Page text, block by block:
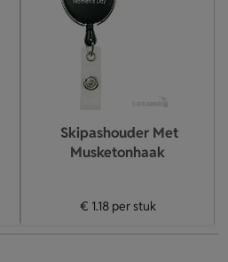
Skipashouder Met
Musketonhaak
€ 1.18per stuk